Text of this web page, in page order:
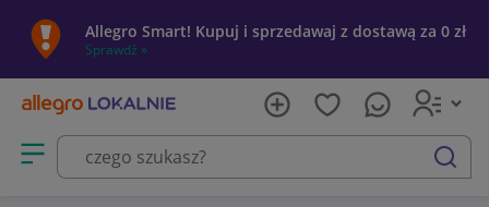
Allegro Smart! Kupuj i sprzedawaj z dostawą za 0 zł
Sprawdź »
Otwórz menu z kategoriami
szukaj